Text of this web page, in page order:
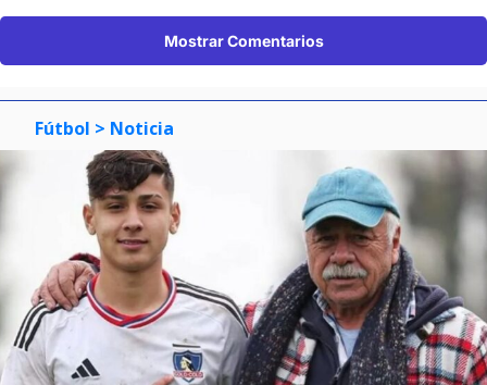
Mostrar Comentarios
Fútbol > Noticia